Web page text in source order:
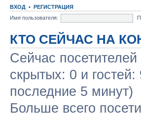
ВХОД • РЕГИСТРАЦИЯ
Имя пользователя:
КТО СЕЙЧАС НА
Сейчас
скрытых: 0 и гостей:
последние 5 минут)
Больше всего